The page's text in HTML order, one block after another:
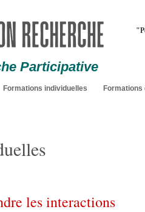
Participative
Formations individuelles
les interactions
"